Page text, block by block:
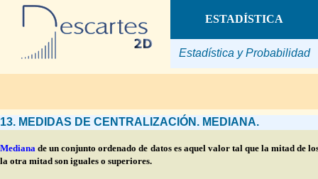
ESTADÍSTICA
Estadística y Probabilidad
13. MEDIDAS DE CENTRALIZACIÓN. MEDIANA.
Medianade un conjunto ordenado de datos es aquel valor tal que la mitad de
la otra mitad son iguales o superiores.